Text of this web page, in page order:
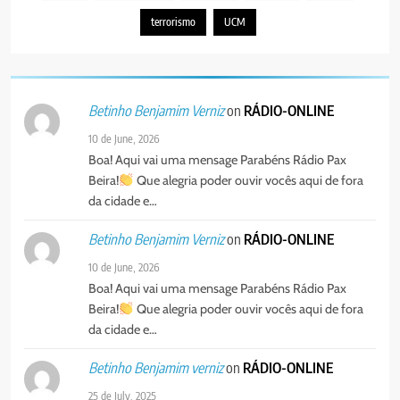
PORTUGUÊS
encontro de revitalização na
Diocese de Chimoio
PORTUGUÊS
“Um movimento eclesial sem
Cristo como centro é uma simples
organização humana” – defende o
Padre Mubango
MERCADO DE INHAMÍZUA:
TRANSFERÊNCIA DOS
VENDEDORES FOI ACEITE, MAS
PORTUGUÊS SOCIEDADE
terrorismo UCM
Betinho Benjamim Vernizon RÁDIO-ONLINE
10 de June, 2026
Boa! Aqui vai uma mensage Parabéns Rádio Pax
Beira!
Que alegria poder ouvir vocês aqui de fora
da cidade e…
Betinho Benjamim Vernizon RÁDIO-ONLINE
10 de June, 2026
Boa! Aqui vai uma mensage Parabéns Rádio Pax
Beira!
Que alegria poder ouvir vocês aqui de fora
da cidade e…
Betinho Benjamim vernizon RÁDIO-ONLINE
25 de July, 2025